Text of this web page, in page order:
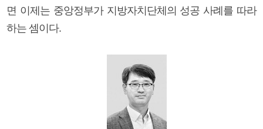
면 이제는 중앙정부가 지방자치단체의 성공 사례를 따라
하는 셈이다.